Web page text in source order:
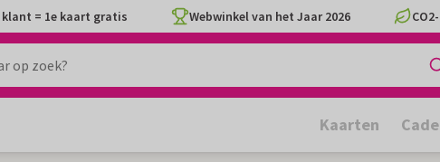
klant = 1e kaart gratis Webwinkel van het Jaar 2026
Kaarten